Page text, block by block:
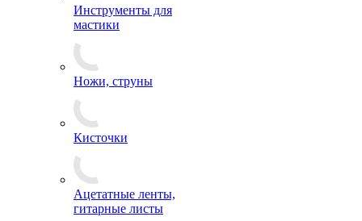
Инструменты для
мастики
Ножи, струны
Кисточки
Ацетатные ленты,
гитарные листы